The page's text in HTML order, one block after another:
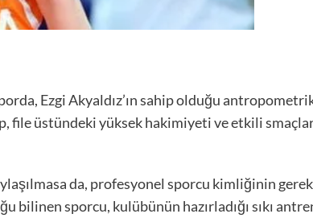
Ezgi Akyaldız’ın sahip olduğu
file üstündeki yüksek hakimiyeti ve etkili
da, profesyonel sporcu kimliğinin
sporcu, kulübünün hazırladığı sıkı